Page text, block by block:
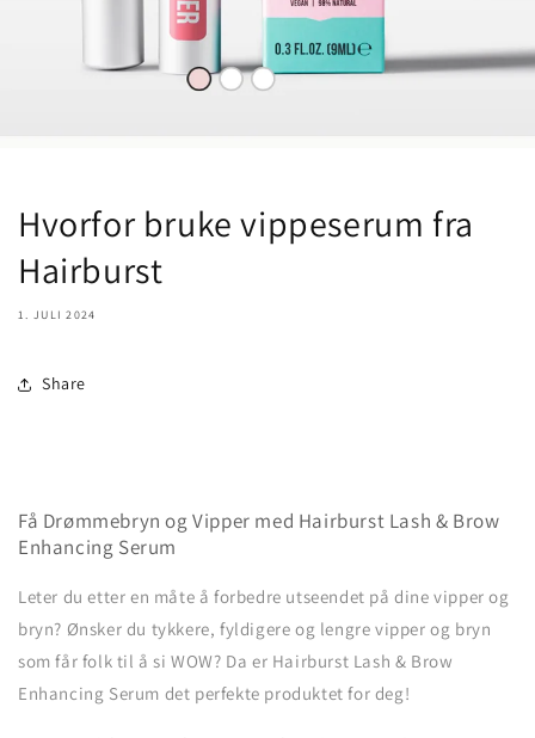
Hvorfor bruke vippeserum fra
Hairburst
1. JULI 2024
Share
Få Drømmebryn og Vipper med Hairburst Lash & Brow
Enhancing Serum
Leter du etter en måte å forbedre utseendet på dine vipper og
bryn? Ønsker du tykkere, fyldigere og lengre vipper og bryn
som får folk til å si WOW? Da er Hairburst Lash & Brow
Enhancing Serum det perfekte produktet for deg!